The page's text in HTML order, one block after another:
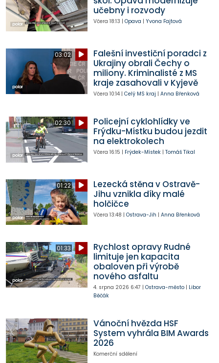
učebny i rozvody
Včera 18:13 | Opava | Yvona Fajtová
03:02
Falešní investiční poradci z
Ukrajiny obrali Čechy o
miliony. Kriminalisté z MS
kraje zasahovali v Kyjevě
Včera 10:14| Celý MS kraj | Anna Břenková
02:30
Policejní cyklohlídky ve
Frýdku-Místku budou jezdit
na elektrokolech
Včera 16:15 | Frýdek-Místek| Tomáš Tikal
01:22
Lezecká stěna v Ostravě-
Jihu vznikla díky malé
holčičce
Včera 13:48 | Ostrava-Jih | Anna Břenková
01:33
Rychlost opravy Rudné
limituje jen kapacita
obaloven při výrobě
nového asfaltu
4. srpna 2026 6:47 | Ostrava-město| Libor
Běčák
Vánoční hvězda HSF
System vyhrála BIM Awards
2026
Komerční sdělení